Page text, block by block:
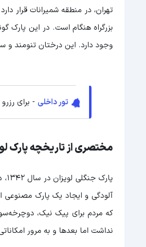
بزرگراه هنگام است. در این پارک
وجود دارد. این درختان تنومند و
تور داخلی - برای
مختصری از تاریخچه پارک
آلودگی و ایجاد یک پارک مصنوعی
که مردم برای پیک نیک،
نداشت اما بعدها و به مرور